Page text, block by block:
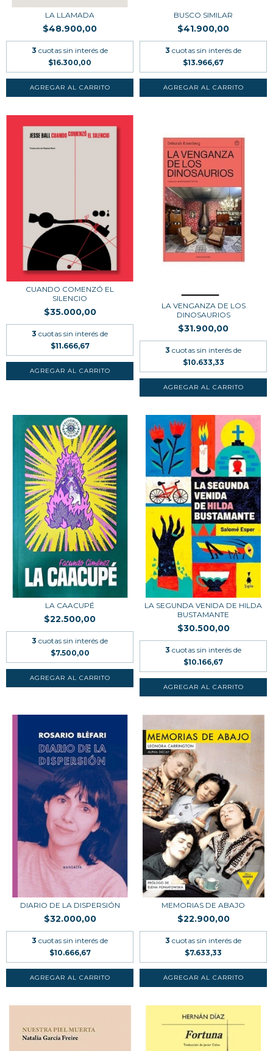
LA LLAMADA
$48.900,00
3 cuotas sin interés de
$16.300,00
BUSCO SIMILAR
$41.900,00
3 cuotas sin interés de
$13.966,67
CUANDO COMENZÓ EL
SILENCIO
$35.000,00
3 cuotas sin interés de
$11.666,67
LA VENGANZA DE LOS
DINOSAURIOS
$31.900,00
3 cuotas sin interés de
$10.633,33
LA CAACUPÉ
$22.500,00
3 cuotas sin interés de
$7.500,00
LA SEGUNDA VENIDA DE HILDA
BUSTAMANTE
$30.500,00
3 cuotas sin interés de
$10.166,67
DIARIO DE LA DISPERSIÓN
$32.000,00
3 cuotas sin interés de
$10.666,67
MEMORIAS DE ABAJO
$22.900,00
3 cuotas sin interés de
$7.633,33